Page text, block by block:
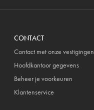
CONTACT
Contact met onze vestigingen
Hoofdkantoor gegevens
Beheer je voorkeuren
Klantenservice